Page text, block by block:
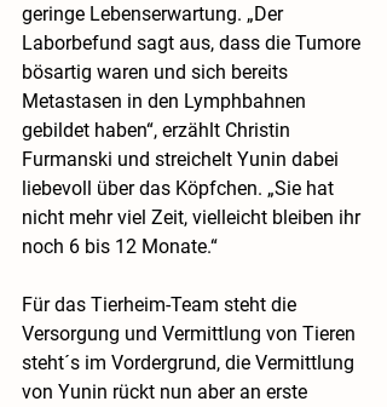
geringe Lebenserwartung. „Der
Laborbefund sagt aus, dass die Tumore
bösartig waren und sich bereits
Metastasen in den Lymphbahnen
gebildet haben“, erzählt Christin
Furmanski und streichelt Yunin dabei
liebevoll über das Köpfchen. „Sie hat
nicht mehr viel Zeit, vielleicht bleiben ihr
noch 6 bis 12 Monate.“
Für das Tierheim-Team steht die
Versorgung und Vermittlung von Tieren
steht´s im Vordergrund, die Vermittlung
von Yunin rückt nun aber an erste